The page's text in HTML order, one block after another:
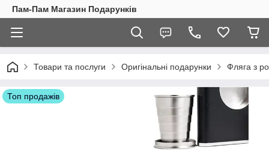
Пам-Пам Магазин Подарунків
Товари та послуги Оригінальні подарунки Фляга з
Топ продажів